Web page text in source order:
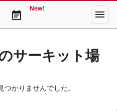
event_note
New! menu
サーキット場
かりませんでした。